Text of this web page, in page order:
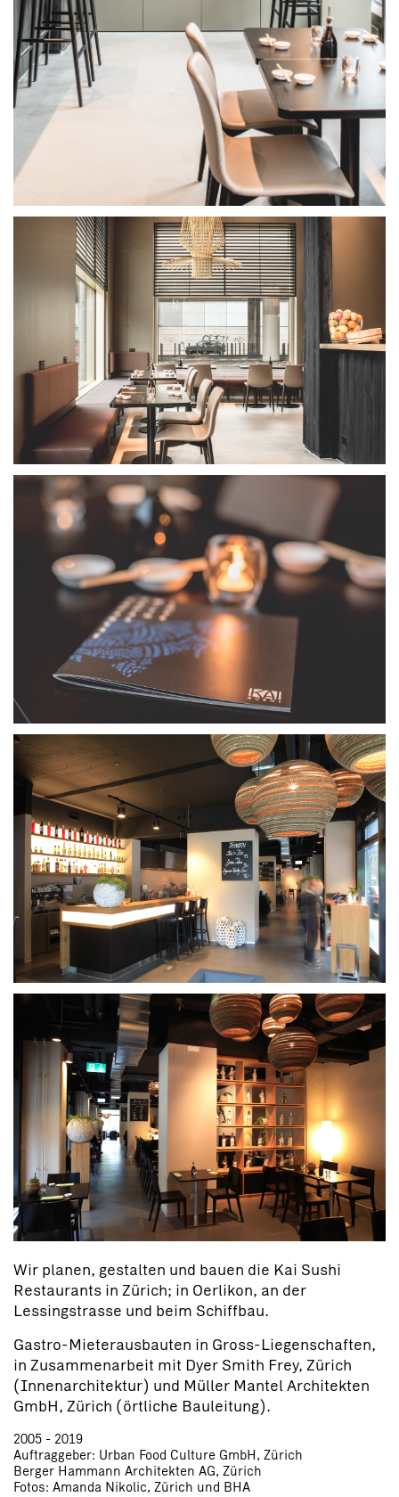
Wir planen, gestalten und bauen die Kai Sushi
Restaurants in Zürich; in Oerlikon, an der
Lessingstrasse und beim Schiffbau.
Gastro-Mieterausbauten in Gross-Liegenschaften,
in Zusammenarbeit mit Dyer Smith Frey, Zürich
(Innenarchitektur) und Müller Mantel Architekten
GmbH, Zürich (örtliche Bauleitung).
2005 - 2019
Auftraggeber: Urban Food Culture GmbH, Zürich
Berger Hammann Architekten AG, Zürich
Fotos: Amanda Nikolic, Zürich und BHA